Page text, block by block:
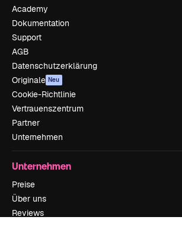
Academy
Dokumentation
Support
AGB
Datenschutzerklärung
Originale Neu
Cookie-Richtlinie
Vertrauenszentrum
Partner
Unternehmen
Unternehmen
Preise
Über uns
Reviews